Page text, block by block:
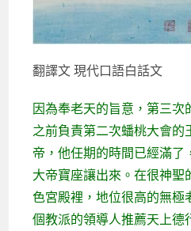
翻譯文 現代口語白話文
因為奉老天的旨意，第三次
之前負責第二次蟠桃大會的
帝，他任期的時間已經滿了
大帝寶座讓出來。在很神
色宮殿裡，地位很高的無極
個教派的領導人推薦天上德